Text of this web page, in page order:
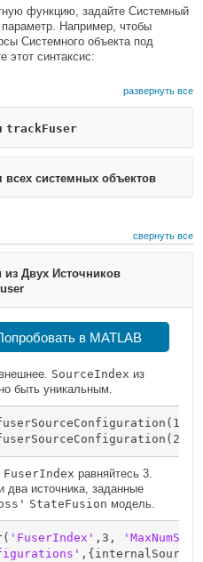
функцию, задайте Системный
Например, чтобы
Системного объекта под
этот синтаксис:
развернуть все
trackFuser
всех системных объектов
свернуть все
из Двух Источников
в MATLAB
SourceIndex из
быть уникальным.
FuserIndex равняйтесь 3.
два источника, заданные
StateFusion модель.
'FuserIndex' ,3,